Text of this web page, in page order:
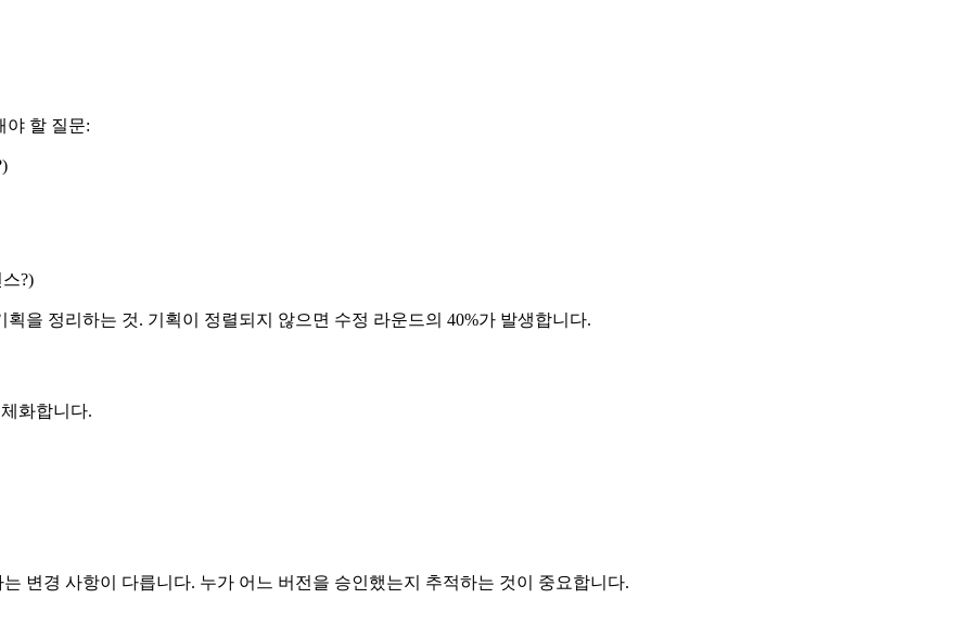
야 할 질문:
?)
을 정리하는 것. 기획이 정렬되지 않으면 수정 라운드의 40%가 발생합니다.
화합니다.
변경 사항이 다릅니다. 누가 어느 버전을 승인했는지 추적하는 것이 중요합니다.